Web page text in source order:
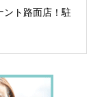
ト路面店！駐